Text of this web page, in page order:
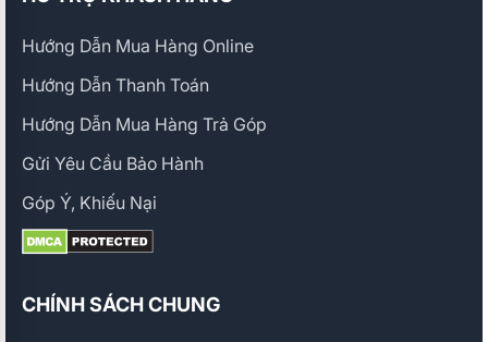
Hướng Dẫn Mua Hàng Online
Hướng Dẫn Thanh Toán
Hướng Dẫn Mua Hàng Trả Góp
Gửi Yêu Cầu Bảo Hành
Góp Ý, Khiếu Nại
CHÍNH SÁCH CHUNG